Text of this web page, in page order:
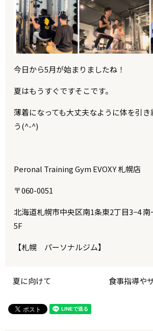
今日から5月が始まりましたね！
夏はもうすぐですそこです。
薄着になっても大丈夫なように体を引き
う(^-^)
Peronal Training Gym EVOXY 札幌店
〒060-0051
北海道札幌市中央区南1条東2丁目3−4
5F
【札幌 パーソナルジム】
夏に向けて 食事指導や